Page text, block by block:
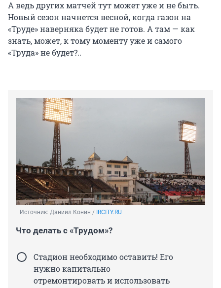
А ведь других матчей тут может уже и не быть.
Новый сезон начнется весной, когда газон на
«Труде» наверняка будет не готов. А там — как
знать, может, к тому моменту уже и самого
«Труда» не будет?..
Источник: Даниил Конин / IRCITY.RU
Что делать с «Трудом»?
Стадион необходимо оставить! Его
нужно капитально
отремонтировать и использовать